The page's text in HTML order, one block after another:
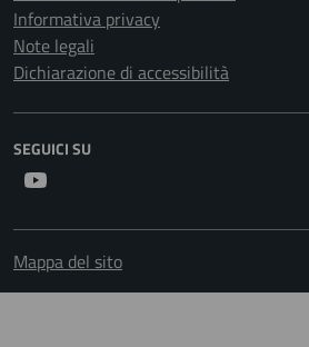
Informativa privacy
Note legali
Dichiarazione di accessibilità
SEGUICI SU
Mappa del sito